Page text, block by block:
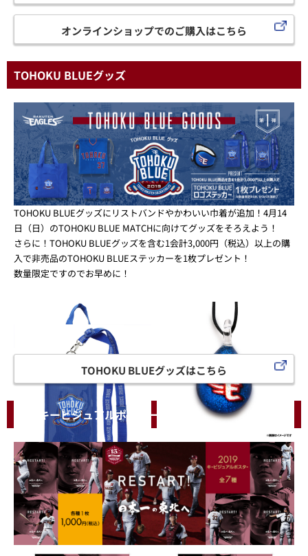
オンラインショップでのご購入はこちら
TOHOKU BLUEグッズ
TOHOKU BLUEグッズにリストバンドやかわいい巾着が追加！4月14
日（日）のTOHOKU BLUE MATCHに向けてグッズをそろえよう！
さらに！TOHOKU BLUEグッズを含む1会計3,000円（税込）以上の購
入で非売品のTOHOKU BLUEステッカーを1枚プレゼント！
数量限定ですのでお早めに！
TOHOKU BLUEグッズはこちら
2019キービジュアルポスター